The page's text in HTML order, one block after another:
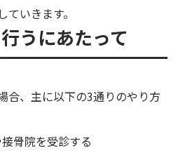
いきます。
うにあたって
合、主に以下の3通りのやり方
骨院を受診する